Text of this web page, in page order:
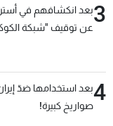
3بعد انكشافهم في
عن توقيف "شبكة
4بعد استخدامها ضدّ
صواريخ كبيرة!